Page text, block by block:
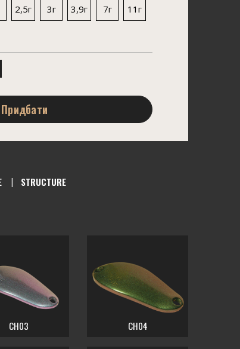
2,5г 3г 3,9г 7г
11г
Придбати
STRUCTURE
CH03 CH04